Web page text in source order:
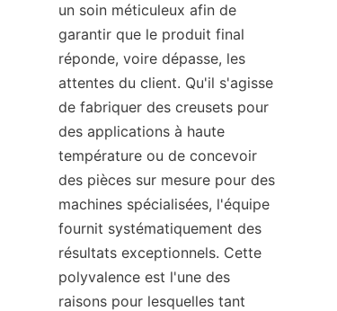
un soin méticuleux afin de
garantir que le produit final
réponde, voire dépasse, les
attentes du client. Qu'il s'agisse
de fabriquer des creusets pour
des applications à haute
température ou de concevoir
des pièces sur mesure pour des
machines spécialisées, l'équipe
fournit systématiquement des
résultats exceptionnels. Cette
polyvalence est l'une des
raisons pour lesquelles tant